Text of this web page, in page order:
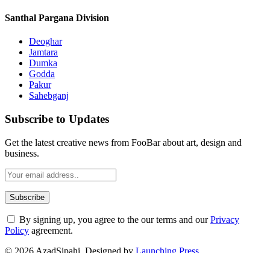
Santhal Pargana Division
Deoghar
Jamtara
Dumka
Godda
Pakur
Sahebganj
Subscribe to Updates
Get the latest creative news from FooBar about art, design and
business.
By signing up, you agree to the our terms and ourPrivacy
Policy agreement.
© 2026 AzadSipahi. Designed by Launching Press